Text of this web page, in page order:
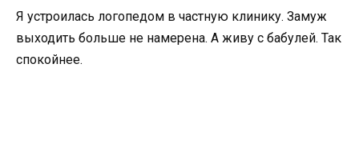
Я устроилась логопедом в частную клинику. Замуж
выходить больше не намерена. А живу с бабулей. Так
спокойнее.